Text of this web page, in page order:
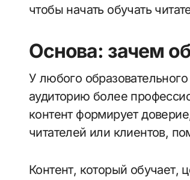
чтобы начать обучать
Основа: зачем
У любого
аудиторию более
контент формирует
читателей или клиентов,
Контент, который обучает,